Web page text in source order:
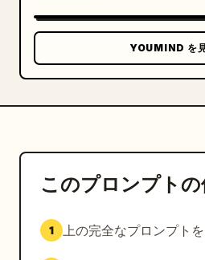
YOUMIND を
このプロンプト
1 上の完全なプロンプトを